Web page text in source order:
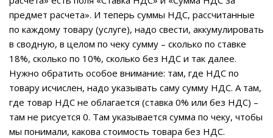
предмет расчета». И теперь суммы НДС, рассчитанные
по каждому товару (услуге), надо свести, аккумулировать
в сводную, в целом по чеку сумму – сколько по ставке
18%, сколько по 10%, сколько без НДС и так далее.
Нужно обратить особое внимание: там, где НДС по
товару исчислен, надо указывать саму сумму НДС. А там,
где товар НДС не облагается (ставка 0% или без НДС) –
там не рисуется 0. Там указывается сумма по чеку, чтобы
мы понимали, какова стоимость товара без НДС.